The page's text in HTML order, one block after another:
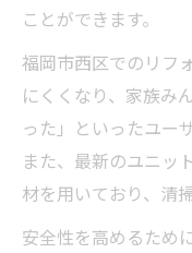
ことができます。
福岡市西区でのリフ
にくくなり、家族み
った」といったユー
また、最新のユニッ
材を用いており、清
安全性を高めるため